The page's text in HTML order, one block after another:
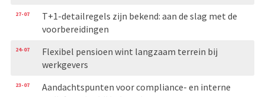
27-07
T+1-detailregels zijn bekend: aan de slag met de
voorbereidingen
24-07
Flexibel pensioen wint langzaam terrein bij
werkgevers
23-07
Aandachtspunten voor compliance- en interne